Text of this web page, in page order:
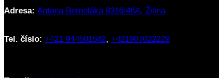
Adresa: Antona Bernoláka 8316/48A, Žilina
Tel. číslo: +421 944501582, +421907022229